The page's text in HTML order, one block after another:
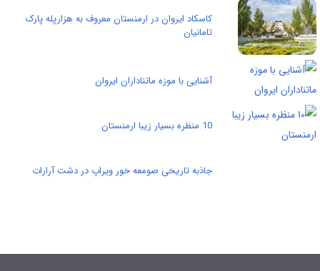
کاسکاد ایروان در ارمنستان معروف به هزارپله پارک
تامانیان
آشنایی با موزه ماتناداران ایروان
10 منظره بسیار زیبا ارمنستان
جاذبه تاریخی صومعه خور ویراپ در دشت آرارات